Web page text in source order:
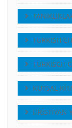
TURKISH
TURKISCH
KUTSAL
HRİSTİYAN